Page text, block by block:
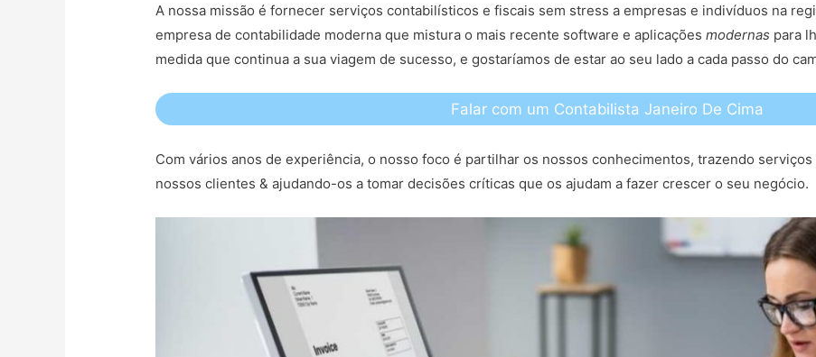
A nossa missão é fornecer serviços contabilísticos e fiscais sem stress a empresas e indivíduos na
empresa de contabilidade moderna que mistura o mais recente software e aplicaçõesmodernas para
medida que continua a sua viagem de sucesso, e gostaríamos de estar ao seu lado a cada passo do
Falar com um Contabilista Janeiro De Cima
Com vários anos de experiência, o nosso foco é partilhar os nossos conhecimentos, trazendo
nossos clientes & ajudando-os a tomar decisões críticas que os ajudam a fazer crescer o seu negócio.